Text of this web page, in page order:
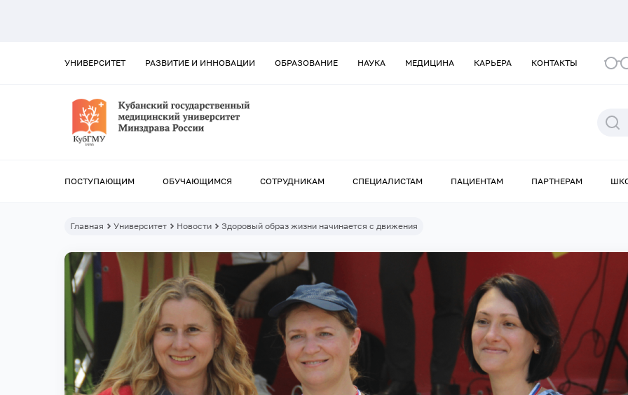
УНИВЕРСИТЕТ РАЗВИТИЕ И ИННОВАЦИИ ОБРАЗОВАНИЕ НАУКА МЕДИЦИНА КАРЬЕРА КОНТАКТЫ
ПОСТУПАЮЩИМ ОБУЧАЮЩИМСЯ СОТРУДНИКАМ СПЕЦИАЛИСТАМ ПАЦИЕНТАМ ПАРТНЕРАМ
Главная Университет Новости Здоровый образ жизни начинается с движения